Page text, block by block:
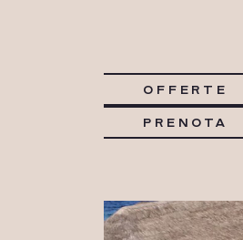
OFFERTE
PRENOTA